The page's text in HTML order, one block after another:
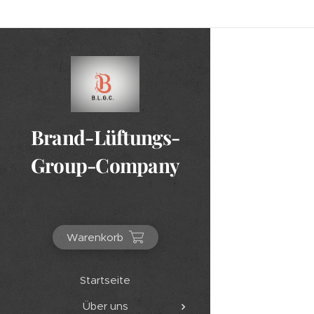
Brand-Lüftungs-
Group-Company
Warenkorb
Startseite
Über uns